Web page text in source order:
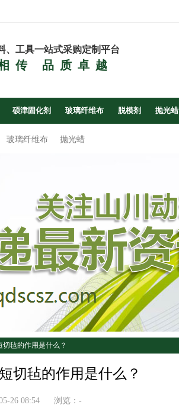
、工具一站式采购定制平台
传 品质卓越
硕津固化剂 玻璃纤维布 脱模剂 抛光蜡
玻璃纤维布 抛光蜡
切毡的作用是什么？
短切毡的作用是什么？
26 08:54 浏览： -